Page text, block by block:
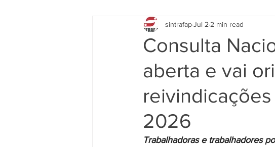
banner grande pagina inicial Bradesco
Em destaque Página inicial Financiários
Consulta
aberta e vai
2026
sintrafapJul 2 2 min read
Trabalhadoras e trabalhadores